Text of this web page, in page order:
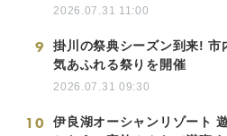
2026.07.31 11:00
9
掛川の祭典シーズン到来! 市
気あふれる祭りを開催
2026.07.31 09:30
10
伊良湖オーシャンリゾート